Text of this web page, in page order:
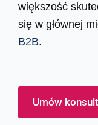
większość
się w głównej
B2B.
Umów